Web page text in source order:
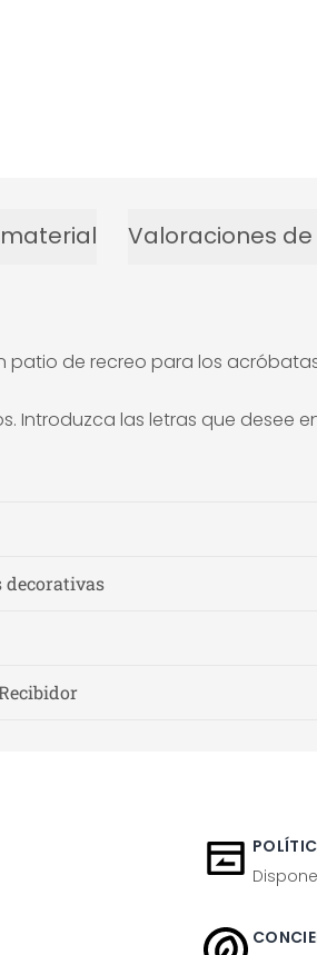
Valoraciones
de recreo para los
Introduzca las letras que desee
decorativas